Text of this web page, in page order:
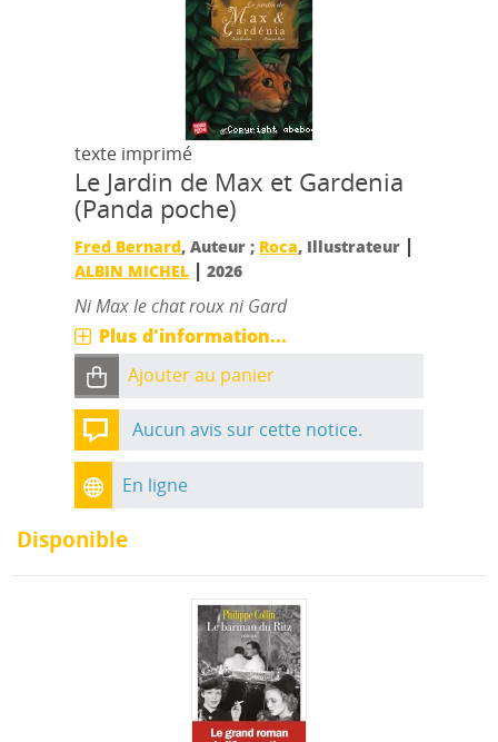
texte imprimé
Le Jardin de Max et Gardenia
(Panda poche)
Fred Bernard, Auteur ; Roca, Illustrateur |
ALBIN MICHEL |2026
Ni Max le chat roux ni Gard
Plus d'information...
Ajouter au panier
Aucun avis sur cette notice.
En ligne
Disponible